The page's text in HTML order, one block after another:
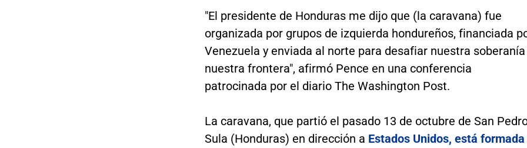
"El presidente de Honduras me dijo que (la caravana) fue
organizada por grupos de izquierda hondureños, financiada
Venezuela y enviada al norte para desafiar nuestra soberanía
nuestra frontera", afirmó Pence en una conferencia
patrocinada por el diario The Washington Post.
La caravana, que partió el pasado 13 de octubre de San
Sula (Honduras) en dirección a Estados Unidos, está formada